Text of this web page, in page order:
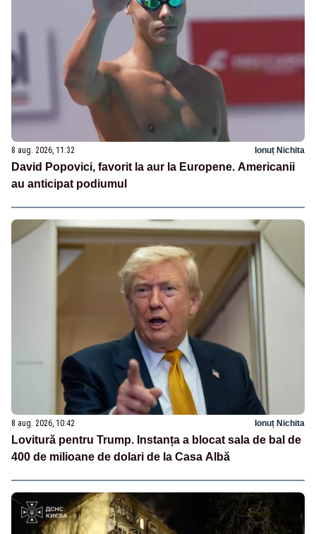
8 aug. 2026, 11:32 Ionuț Nichita
David Popovici, favorit la aur la Europene. Americanii
au anticipat podiumul
8 aug. 2026, 10:42 Ionuț Nichita
Lovitură pentru Trump. Instanța a blocat sala de bal de
400 de milioane de dolari de la Casa Albă